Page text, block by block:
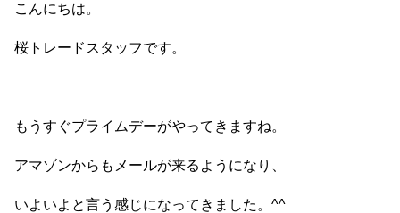
こんにちは。
桜トレードスタッフです。
もうすぐプライムデーがやってきますね。
アマゾンからもメールが来るようになり、
いよいよと言う感じになってきました。^^